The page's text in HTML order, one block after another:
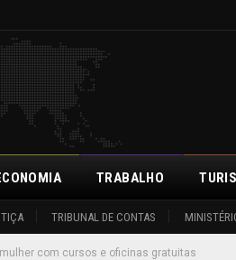
TRIBUNAL DE CONTAS
TRABALHO
com cursos e oficinas gratuitas